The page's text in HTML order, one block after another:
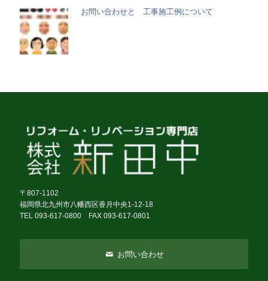
お問い合わせと 工事施工例について
〒807-1102
福岡県北九州市八幡西区香月中央1-12-18
TEL 093-617-0800 FAX 093-617-0801
お問い合わせ